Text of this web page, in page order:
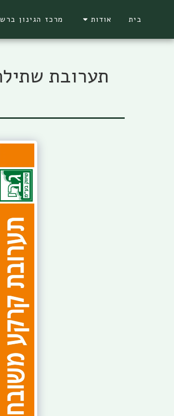
בית אודות מרכז הגינון